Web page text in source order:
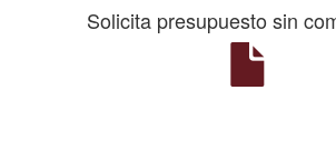
Solicita presupuesto sin